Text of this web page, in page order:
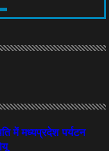
हिरासत में